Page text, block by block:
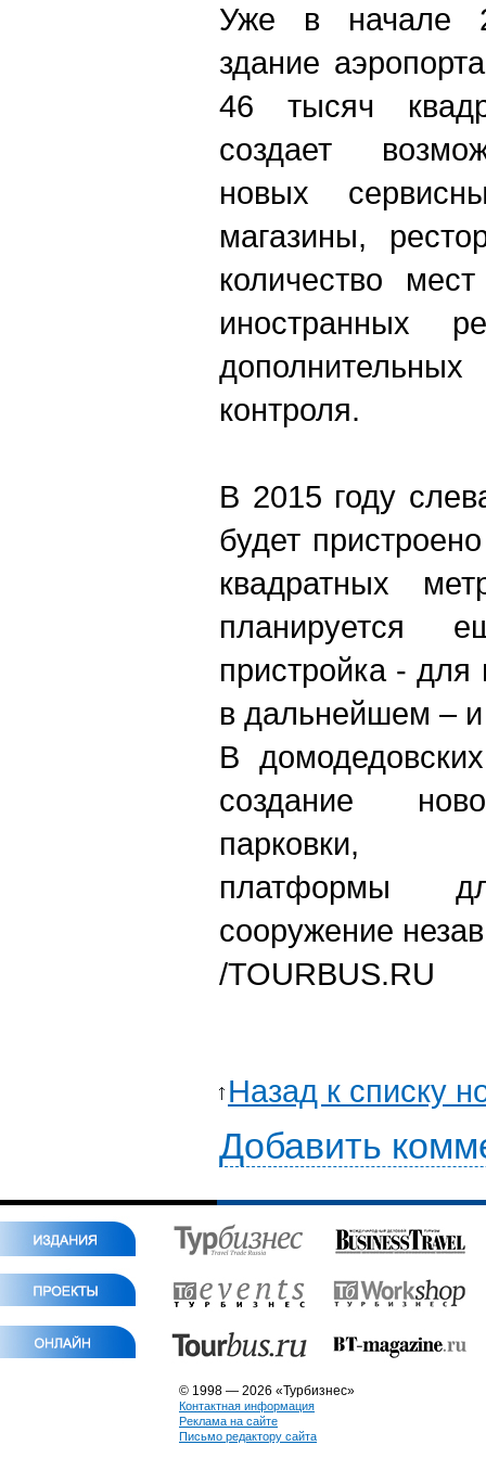
Уже в начале
здание
46 тысяч
создает
новых
магазины,
количество
иностранных
контроля.
В 2015 году
будет
квадратных
планируется
пристройка -
в дальнейшем – и
В
создание
парковки,
платформы
сооружение
/TOURBUS.RU
Назад к списку
Добавить
© 1998 — 2026 «Турбизнес»
Контактная информация
Реклама на сайте
Письмо редактору сайта